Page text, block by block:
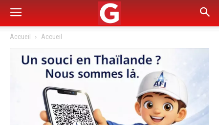
Accueil Accueil